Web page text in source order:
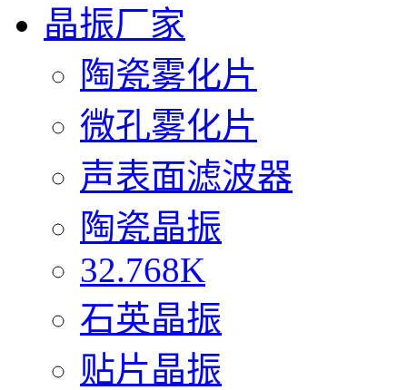
晶振厂家
陶瓷雾化片
微孔雾化片
声表面滤波器
陶瓷晶振
32.768K
石英晶振
贴片晶振